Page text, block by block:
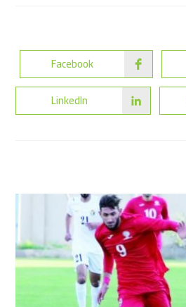
Facebook
LinkedIn